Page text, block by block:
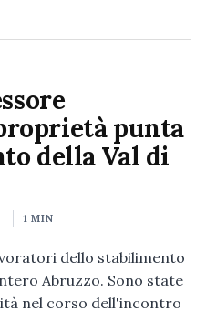
punta
della Val di
1 MIN
dello stabilimento
Abruzzo. Sono state
nel corso dell'incontro